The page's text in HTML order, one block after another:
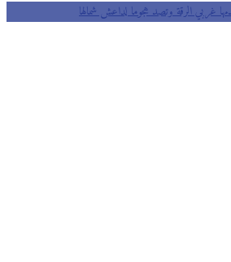
غربي الرقة وتصد هجوما لداعش شمالها